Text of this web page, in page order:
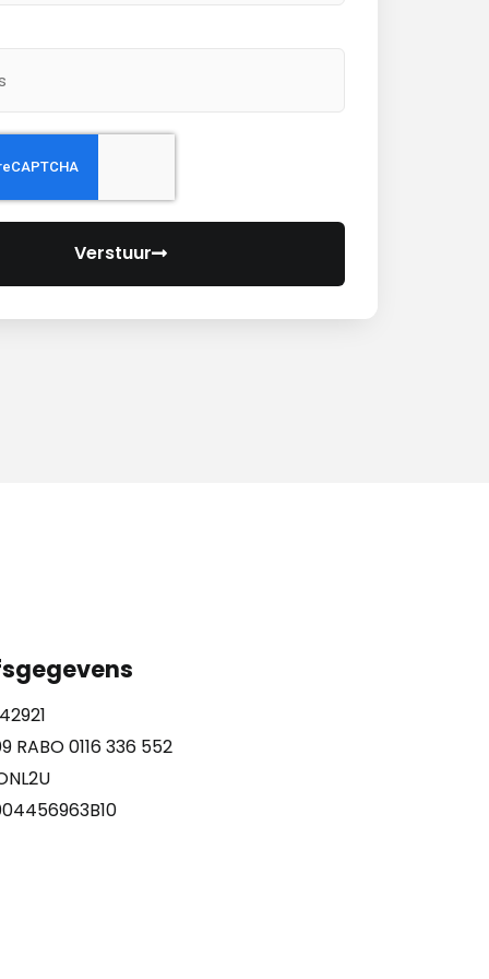
Verstuur
RABO 0116 336 552